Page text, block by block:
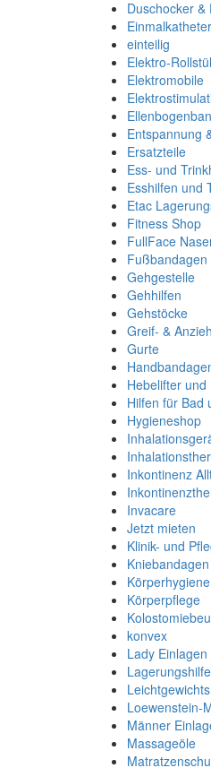
Duschocker &
einteilig
Elektro-
Elektromobile
Entspannung
Ersatzteile
Ess- und
Esshilfen und
Etac
Fitness Shop
FullFace
Fußbandagen
Gehgestelle
Gehhilfen
Gehstöcke
Greif- &
Gurte
Hebelifter
Hilfen für Bad
Hygieneshop
Inkontinenz
Invacare
Jetzt mieten
Klinik- und
Kniebandagen
Körperhygiene
Körperpflege
konvex
Lady Einlagen
Loewenstein-
Männer
Massageöle